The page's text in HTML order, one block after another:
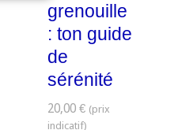
grenouille
: ton guide
de
sérénité
20,00 €